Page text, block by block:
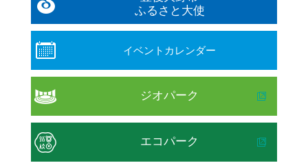
ふるさと大使
イベントカレンダー
ジオパーク
エコパーク